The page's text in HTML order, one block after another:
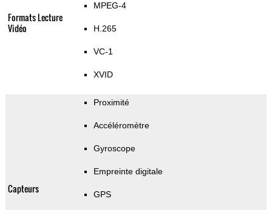
Formats Lecture
Vidéo
MPEG-4
H.265
VC-1
XVID
Capteurs
Proximité
Accéléromètre
Gyroscope
Empreinte digitale
GPS